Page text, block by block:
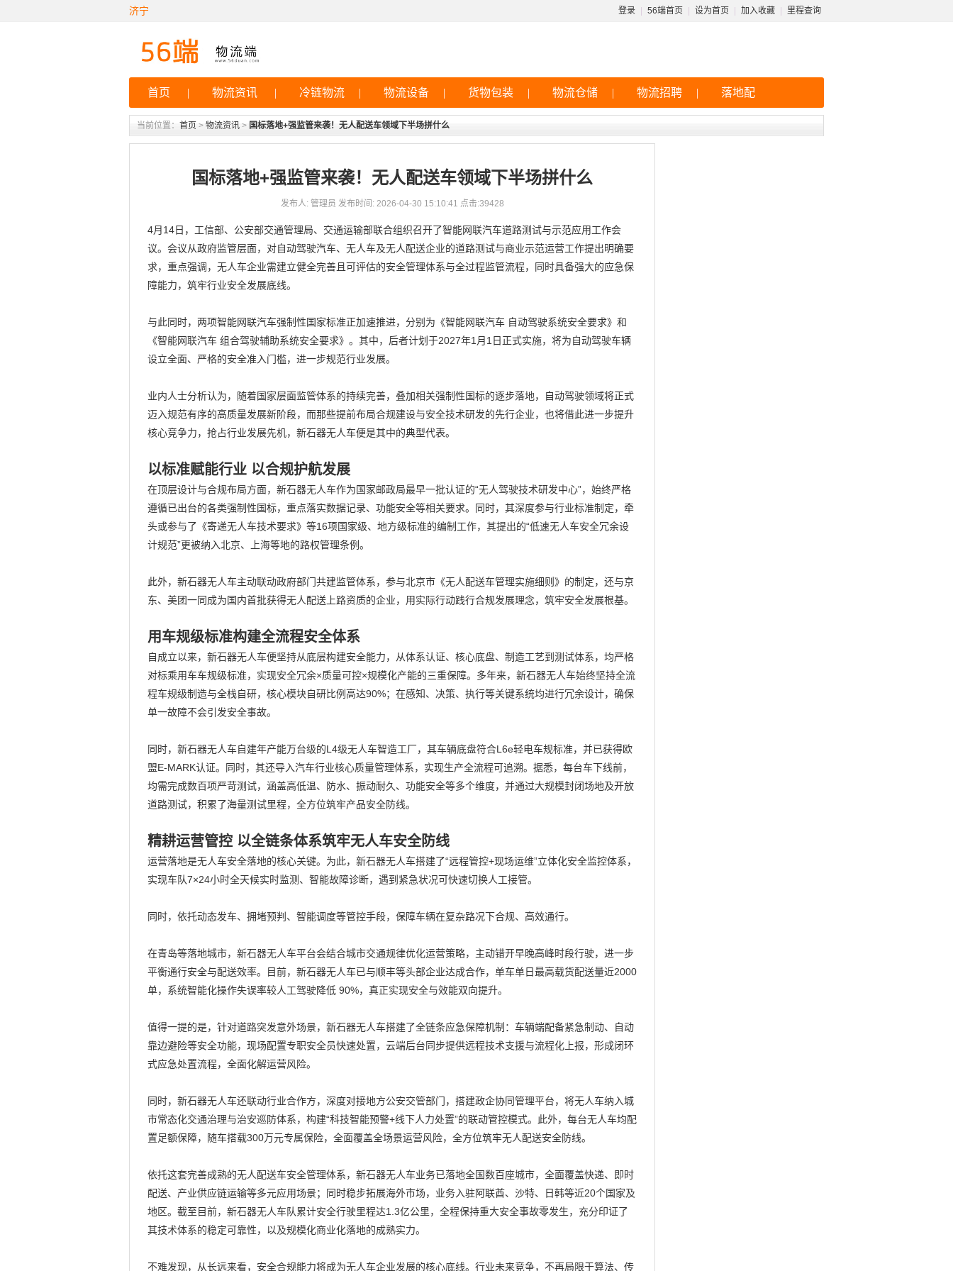
济宁 登录 56端首页 设为首页 加入收藏 里程查询
首页 | 物流资讯 | 冷链物流 | 物流设备 | 货物包装 | 物流仓储 | 物流招聘 | 落地配
当前位置： 首页 > 物流资讯 > 国标落地+强监管来袭！无人配送车领域下半场拼什么
国标落地+强监管来袭！无人配送车领域下半场拼什么
发布人: 管理员 发布时间: 2026-04-30 15:10:41 点击:39428
4月14日，工信部、公安部交通管理局、交通运输部联合组织召开了智能网联汽车道路测试与示范应用工作会
议。会议从政府监管层面，对自动驾驶汽车、无人车及无人配送企业的道路测试与商业示范运营工作提出明确要
求，重点强调，无人车企业需建立健全完善且可评估的安全管理体系与全过程监管流程，同时具备强大的应急保
障能力，筑牢行业安全发展底线。
与此同时，两项智能网联汽车强制性国家标准正加速推进，分别为《智能网联汽车 自动驾驶系统安全要求》和
《智能网联汽车 组合驾驶辅助系统安全要求》。其中，后者计划于2027年1月1日正式实施，将为自动驾驶车辆
设立全面、严格的安全准入门槛，进一步规范行业发展。
业内人士分析认为，随着国家层面监管体系的持续完善，叠加相关强制性国标的逐步落地，自动驾驶领域将正式
迈入规范有序的高质量发展新阶段，而那些提前布局合规建设与安全技术研发的先行企业，也将借此进一步提升
核心竞争力，抢占行业发展先机， 新石器无人车便是其中的典型代表。
以标准赋能行业 以合规护航发展
在顶层设计与合规布局方面，新石器无人车作为国家邮政局最早一批认证的“无人驾驶技术研发中心”，始终严格
遵循已出台的各类强制性国标，重点落实数据记录、功能安全等相关要求。同时，其深度参与行业标准制定，牵
头或参与了《寄递无人车技术要求》等16项国家级、地方级标准的编制工作，其提出的“低速无人车安全冗余设
计规范”更被纳入北京、上海等地的路权管理条例。
此外，新石器无人车主动联动政府部门共建监管体系，参与北京市《无人配送车管理实施细则》的制定，还与京
东、美团一同成为国内首批获得无人配送上路资质的企业，用实际行动践行合规发展理念，筑牢安全发展根基。
用车规级标准构建全流程安全体系
自成立以来，新石器无人车便坚持从底层构建安全能力，从体系认证、核心底盘、制造工艺到测试体系，均严格
对标乘用车车规级标准，实现安全冗余×质量可控×规模化产能的三重保障。多年来，新石器无人车始终坚持全流
程车规级制造与全栈自研，核心模块自研比例高达90%；在感知、决策、执行等关键系统均进行冗余设计，确保
单一故障不会引发安全事故。
同时，新石器无人车自建年产能万台级的L4级无人车智造工厂，其车辆底盘符合L6e轻电车规标准，并已获得欧
盟E-MARK认证。同时，其还导入汽车行业核心质量管理体系，实现生产全流程可追溯。据悉，每台车下线前，
均需完成数百项严苛测试，涵盖高低温、防水、振动耐久、功能安全等多个维度，并通过大规模封闭场地及开放
道路测试，积累了海量测试里程，全方位筑牢产品安全防线。
精耕运营管控 以全链条体系筑牢无人车安全防线
运营落地是无人车安全落地的核心关键。为此，新石器无人车搭建了“远程管控+现场运维”立体化安全监控体系，
实现车队7×24小时全天候实时监测、 智能故障诊断，遇到紧急状况可快速切换人工接管。
同时，依托动态发车、拥堵预判、智能调度等管控手段，保障车辆在复杂路况下合规、高效通行。
在青岛等落地城市，新石器无人车平台会结合城市交通规律优化运营策略，主动错开早晚高峰时段行驶，进一步
平衡通行安全与配送效率。目前，新石器无人车已与顺丰等头部企业达成合作，单车单日最高载货配送量近2000
单，系统智能化操作失误率较人工驾驶降低 90%，真正实现安全与效能双向提升。
值得一提的是，针对道路突发意外场景，新石器无人车搭建了全链条应急保障机制：车辆端配备紧急制动、自动
靠边避险等安全功能，现场配置专职安全员快速处置，云端后台同步提供远程技术支援与流程化上报，形成闭环
式应急处置流程，全面化解运营风险。
同时，新石器无人车还联动行业合作方，深度对接地方公安交管部门，搭建政企协同管理平台，将无人车纳入城
市常态化交通治理与治安巡防体系，构建“科技智能预警+线下人力处置”的联动管控模式。此外，每台无人车均配
置足额保障，随车搭载300万元专属保险，全面覆盖全场景运营风险，全方位筑牢无人配送安全防线。
依托这套完善成熟的无人配送车安全管理体系，新石器无人车业务已落地全国数百座城市，全面覆盖快递、即时
配送、产业供应链运输等多元应用场景；同时稳步拓展海外市场，业务入驻阿联酋、沙特、日韩等近20个国家及
地区。截至目前，新石器无人车队累计安全行驶里程达1.3亿公里，全程保持重大安全事故零发生，充分印证了
其技术体系的稳定可靠性，以及规模化商业化落地的成熟实力。
不难发现，从长远来看，安全合规能力将成为无人车企业发展的核心底线。行业未来竞争，不再局限于算法、传